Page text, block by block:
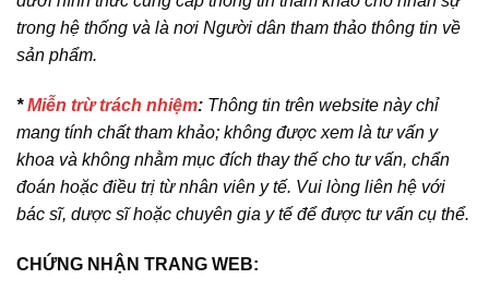
trong hệ thống và là nơi Người dân tham thảo thông tin về
sản phẩm.
*Miễn trừ trách nhiệm: Thông tin trên website này chỉ
mang tính chất tham khảo; không được xem là tư vấn y
khoa và không nhằm mục đích thay thế cho tư vấn, chẩn
đoán hoặc điều trị từ nhân viên y tế. Vui lòng liên hệ với
bác sĩ, dược sĩ hoặc chuyên gia y tế để được tư vấn cụ thể.
CHỨNG NHẬN TRANG WEB: